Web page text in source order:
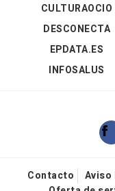
CULTURAOCIO
DESCONECTA
EPDATA.ES
INFOSALUS
Contacto Aviso